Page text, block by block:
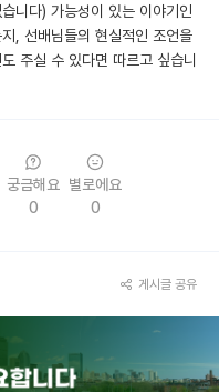
니다) 가능성이 있는 이야기인
, 선배님들의 현실적인 조언을
주실 수 있다면 따르고 싶습니
궁금해요
0
별로에요
0
게시글 공유